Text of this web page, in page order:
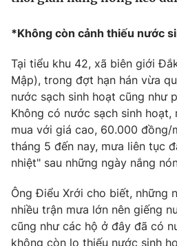
Tin tức
Thế giới đó đây
Câu chuyện quốc tế
Tài chính
Thị trường
Góc doanh nghiệp
Dữ liệu và đời sống
Truyền hình
Phim VTV
Hậu trường
Nhân vật
Khán giả
Giải trí
Điện ảnh
Âm nhạc
Đời sống
Du lịch
*Không còn cảnh thiếu nước
Tại tiểu khu 42, xã biên giới
Mập), trong đợt hạn hán vừa
nước sạch sinh hoạt cũng như
Không có nước sạch sinh hoạt,
mua với giá cao, 60.000 đồng/
tháng 5 đến nay, mưa liên tục
nhiệt" sau những ngày nắng
Ông Điểu Xrới cho biết, những
nhiều trận mưa lớn nên giếng
cũng như các hộ ở đây đã có
không còn lo thiếu nước sinh